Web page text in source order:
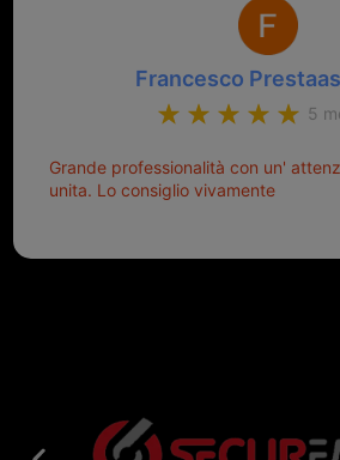
Francesco
5
Grande professionalità con un'
unita. Lo consiglio vivamente